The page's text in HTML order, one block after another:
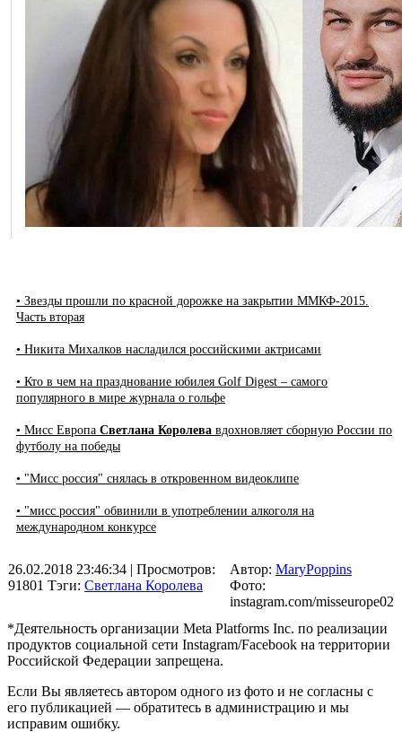
• Звезды прошли по красной дорожке на закрытии ММКФ-2015.
Часть вторая
• Никита Михалков насладился российскими актрисами
• Кто в чем на празднование юбилея Golf Digest – самого
популярного в мире журнала о гольфе
• Мисс Европа Светлана Королева вдохновляет сборную России по
футболу на победы
• "Мисс россия" снялась в откровенном видеоклипе
• "мисс россия" обвинили в употреблении алкоголя на
международном конкурсе
26.02.2018 23:46:34 | Просмотров:
91801 Тэги: Светлана Королева
Автор: MaryPoppins
Фото:
instagram.com/misseurope02
*Деятельность организации Meta Platforms Inc. по реализации
продуктов социальной сети Instagram/Facebook на территории
Российской Федерации запрещена.
Если Вы являетесь автором одного из фото и не согласны с
его публикацией — обратитесь в администрацию и мы
исправим ошибку.